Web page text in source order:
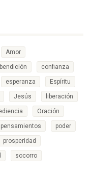
Amor
bendición confianza
esperanza Espíritu
Jesús liberación
Oración
pensamientos poder
prosperidad
socorro